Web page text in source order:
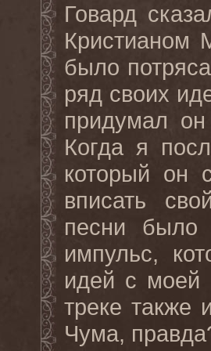
Говард
Кристианом
было
ряд своих
придумал
Когда я
который он
вписать
песни было
импульс,
идей с моей
треке также
Чума,